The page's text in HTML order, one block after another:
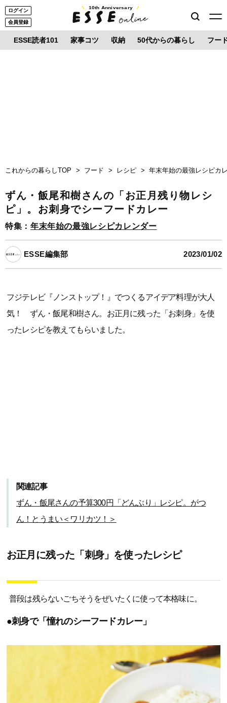
ログイン
会員登録
10th Anniversary
ESSE読者101 家事コツ 収納 50代からの暮らし フー
これからの暮らしTOP フード レシピ 年末年始の最強レシピカ
ずん・飯尾和樹さんの「お正月残り物レシ
ピ」。お刺身でシーフードカレー
特集： 年末年始の最強レシピカレンダー
ESSE編集部 2023/01/02
フジテレビ『ノンストップ！』でつくるアイデア料理が大人
気！ ずん・飯尾和樹さん。お正月に残った「お刺身」を使
ったレシピを教えてもらいました。
関連記事
ずん・飯尾さんの予算300円「どんぶり」レシピ。がつ
ん！とうまい＜ワリカツ！＞
お正月に残った「刺身」を使ったレシピ
普段は残らないごちそうをぜいたくに使って本格味に。
●刺身で「憧れのシーフードカレー」